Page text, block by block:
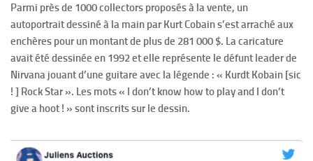
Parmi près de 1000 collectors proposés à la vente, un
autoportrait dessiné à la main par Kurt Cobain s’est arraché aux
enchères pour un montant de plus de 281 000 $. La caricature
avait été dessinée en 1992 et elle représente le défunt leader de
Nirvana jouant d’une guitare avec la légende : « Kurdt Kobain [sic
! ] Rock Star ». Les mots « I don’t know how to play and I don’t
give a hoot ! » sont inscrits sur le dessin.